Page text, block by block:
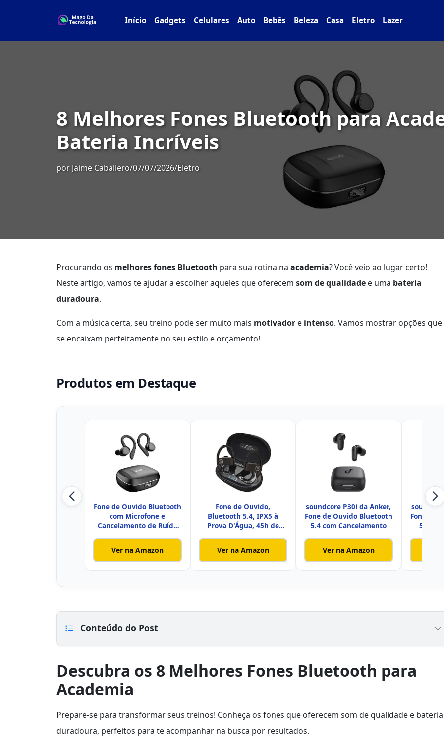
Início Gadgets Celulares Auto Bebês Beleza Casa Eletro Lazer
8 Melhores Fones Bluetooth para
Bateria Incríveis
por Jaime Caballero/07/07/2026/Eletro
Procurando os melhores fones Bluetooth para sua rotina na academia? Você veio ao lugar certo!
Neste artigo, vamos te ajudar a escolher aqueles que oferecem som de qualidade e uma bateria
duradoura.
Com a música certa, seu treino pode ser muito mais motivador e intenso. Vamos mostrar opções que
se encaixam perfeitamente no seu estilo e orçamento!
Produtos em Destaque
Fone de Ouvido Bluetooth
com Microfone e
Cancelamento de Ruído
Ver na Amazon
Fone de Ouvido,
Bluetooth 5.4, IPX5 à
Prova D'Água, 45h de
Ver na Amazon
soundcore P30i da Anker,
Fone de Ouvido Bluetooth
5.4 com Cancelamento
Ver na Amazon
Fone de
5.3,
Conteúdo do Post
Descubra os 8 Melhores Fones Bluetooth para
Academia
Prepare-se para transformar seus treinos! Conheça os fones que oferecem som de qualidade e bateria
duradoura, perfeitos para te acompanhar na busca por resultados.